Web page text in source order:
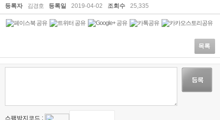
등록자 김경호 등록일 2019-04-02 조회수 25,335
목록
스팸방지코드 :